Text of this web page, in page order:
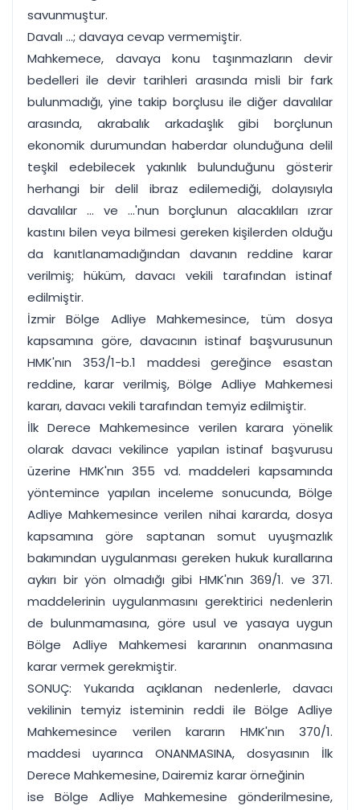
savunmuştur.
Davalı ...; davaya cevap vermemiştir.
Mahkemece, davaya konu taşınmazların devir
bedelleri ile devir tarihleri arasında misli bir fark
bulunmadığı, yine takip borçlusu ile diğer davalılar
arasında, akrabalık arkadaşlık gibi borçlunun
ekonomik durumundan haberdar olunduğuna delil
teşkil edebilecek yakınlık bulunduğunu gösterir
herhangi bir delil ibraz edilemediği, dolayısıyla
davalılar ... ve ...'nun borçlunun alacaklıları ızrar
kastını bilen veya bilmesi gereken kişilerden olduğu
da kanıtlanamadığından davanın reddine karar
verilmiş; hüküm, davacı vekili tarafından istinaf
edilmiştir.
İzmir Bölge Adliye Mahkemesince, tüm dosya
kapsamına göre, davacının istinaf başvurusunun
HMK'nın 353/1-b.1 maddesi gereğince esastan
reddine, karar verilmiş, Bölge Adliye Mahkemesi
kararı, davacı vekili tarafından temyiz edilmiştir.
İlk Derece Mahkemesince verilen karara yönelik
olarak davacı vekilince yapılan istinaf başvurusu
üzerine HMK'nın 355 vd. maddeleri kapsamında
yöntemince yapılan inceleme sonucunda, Bölge
Adliye Mahkemesince verilen nihai kararda, dosya
kapsamına göre saptanan somut uyuşmazlık
bakımından uygulanması gereken hukuk kurallarına
aykırı bir yön olmadığı gibi HMK'nın 369/1. ve 371.
maddelerinin uygulanmasını gerektirici nedenlerin
de bulunmamasına, göre usul ve yasaya uygun
Bölge Adliye Mahkemesi kararının onanmasına
karar vermek gerekmiştir.
SONUÇ: Yukarıda açıklanan nedenlerle, davacı
vekilinin temyiz isteminin reddi ile Bölge Adliye
Mahkemesince verilen kararın HMK'nın 370/1.
maddesi uyarınca ONANMASINA, dosyasının İlk
Derece Mahkemesine, Dairemiz karar örneğinin
ise Bölge Adliye Mahkemesine gönderilmesine,